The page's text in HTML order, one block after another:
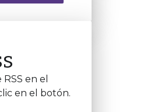
en el
en el botón.